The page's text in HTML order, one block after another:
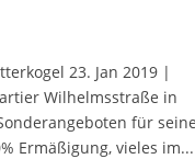
23. Jan 2019 |
Wilhelmsstraße in
für seine
Ermäßigung, vieles im...